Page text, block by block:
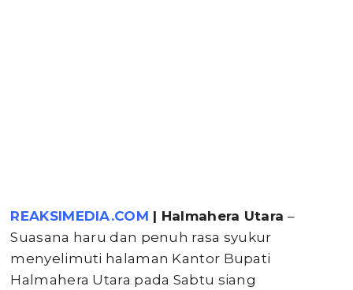
REAKSIMEDIA.COM | Halmahera Utara –
Suasana haru dan penuh rasa syukur
menyelimuti halaman Kantor Bupati
Halmahera Utara pada Sabtu siang